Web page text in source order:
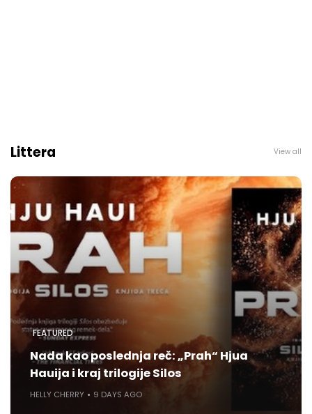
Littera View all
FEATURED
Nada kao poslednja reč: „Prah“ Hjua
Hauija i kraj trilogije Silos
HELLY CHERRY 9 DAYS AGO